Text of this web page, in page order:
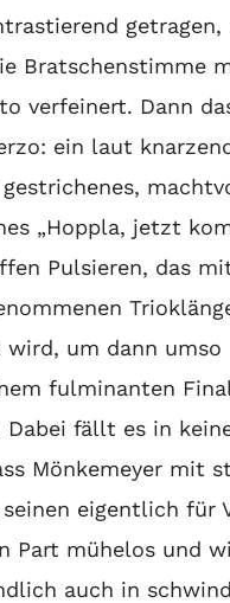
Bratschenstimme
verfeinert. Dann
ein laut
„Hoppla, jetzt
Pulsieren, das
um dann umso
fulminanten
Dabei fällt es in
Mönkemeyer mit
eigentlich für
Part mühelos und
auch in